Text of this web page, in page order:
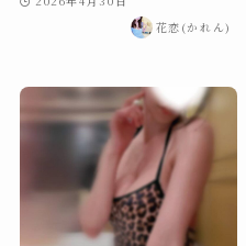
花恋(かれん)